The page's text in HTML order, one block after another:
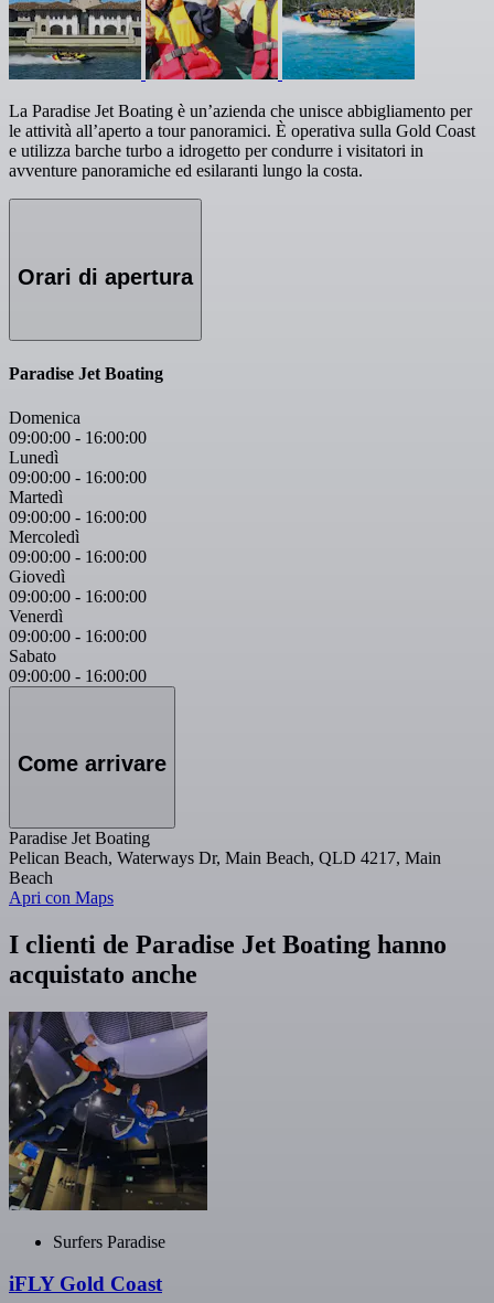
La Paradise Jet Boating è un’azienda che unisce abbigliamento per
le attività all’aperto a tour panoramici. È operativa sulla Gold Coast
e utilizza barche turbo a idrogetto per condurre i visitatori in
avventure panoramiche ed esilaranti lungo la costa.
Orari di apertura
Paradise Jet Boating
Domenica
09:00:00 - 16:00:00
Lunedì
09:00:00 - 16:00:00
Martedì
09:00:00 - 16:00:00
Mercoledì
09:00:00 - 16:00:00
Giovedì
09:00:00 - 16:00:00
Venerdì
09:00:00 - 16:00:00
Sabato
09:00:00 - 16:00:00
Come arrivare
Paradise Jet Boating
Pelican Beach, Waterways Dr, Main Beach, QLD 4217, Main
Beach
Apri con Maps
I clienti de Paradise Jet Boating hanno
acquistato anche
Surfers Paradise
iFLY Gold Coast